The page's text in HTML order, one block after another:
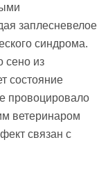
заплесневелое
синдрома.
сено из
состояние
провоцировало
ветеринаром
связан с